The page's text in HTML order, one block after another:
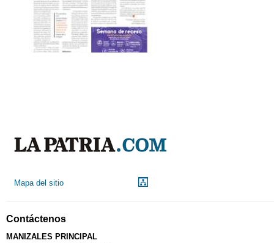
Mapa del sitio
Contáctenos
MANIZALES PRINCIPAL